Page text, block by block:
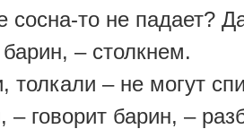
сосна-то не падает?
барин, – столкнем.
толкали – не могут
– говорит барин, –